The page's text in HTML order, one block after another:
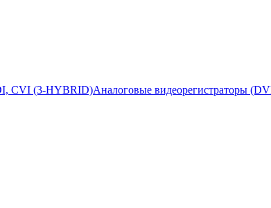
CVI (3-HYBRID)Аналоговые видеорегистраторы